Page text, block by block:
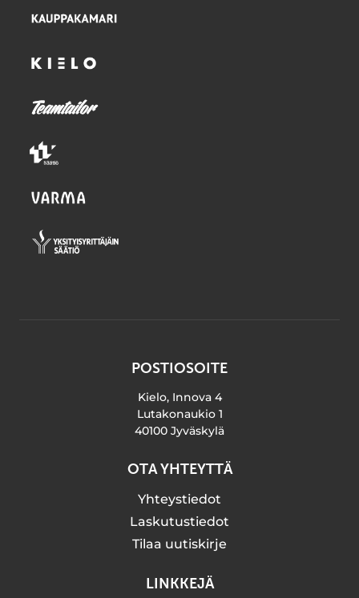
POSTIOSOITE
Kielo, Innova 4
Lutakonaukio 1
40100 Jyväskylä
OTA YHTEYTTÄ
Yhteystiedot
Laskutustiedot
Tilaa uutiskirje
LINKKEJÄ